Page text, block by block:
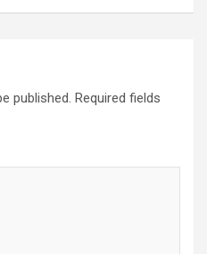
published. Required fields